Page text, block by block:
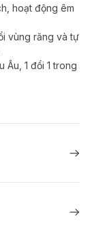
hoạt động êm
vùng răng và tự
Âu, 1 đổi 1 trong